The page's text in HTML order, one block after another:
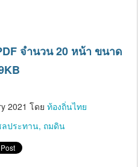
จำนวน 20 หน้า ขนาด
2021 โดย ท้องถิ่นไทย
ประทาน ถมดิน